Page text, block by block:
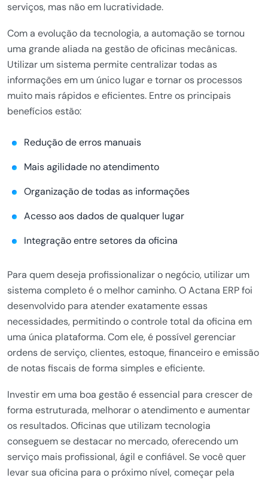
serviços, mas não em lucratividade.
Com a evolução da tecnologia, a automação se tornou
uma grande aliada na gestão de oficinas mecânicas.
Utilizar um sistema permite centralizar todas as
informações em um único lugar e tornar os processos
muito mais rápidos e eficientes. Entre os principais
benefícios estão:
Redução de erros manuais
Mais agilidade no atendimento
Organização de todas as informações
Acesso aos dados de qualquer lugar
Integração entre setores da oficina
Para quem deseja profissionalizar o negócio, utilizar um
sistema completo é o melhor caminho. OActana ERPfoi
desenvolvido para atender exatamente essas
necessidades, permitindo o controle total da oficina em
uma única plataforma. Com ele, é possível gerenciar
ordens de serviço, clientes, estoque, financeiro e emissão
de notas fiscais de forma simples e eficiente.
Investir em uma boa gestão é essencial para crescer de
forma estruturada, melhorar o atendimento e aumentar
os resultados. Oficinas que utilizam tecnologia
conseguem se destacar no mercado, oferecendo um
serviço mais profissional, ágil e confiável. Se você quer
levar sua oficina para o próximo nível, começar pela